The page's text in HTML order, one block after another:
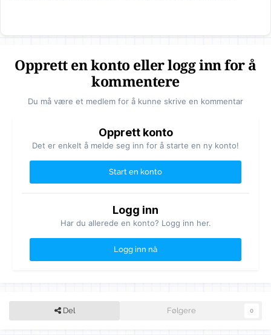
Opprett en konto eller logg inn for å
kommentere
Du må være et medlem for å kunne skrive en kommentar
Opprett konto
Det er enkelt å melde seg inn for å starte en ny konto!
Start en konto
Logg inn
Har du allerede en konto? Logg inn her.
Logg inn nå
Del Følgere 0